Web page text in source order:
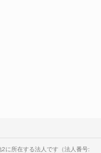
に所在する法人です（法人番号: